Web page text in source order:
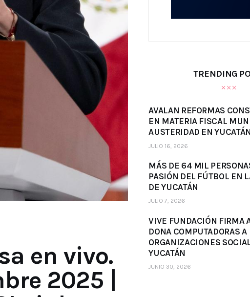
en vivo.
2025 |
TRENDING
AVALAN REFORMAS
EN MATERIA FISCAL
AUSTERIDAD EN YUCATÁN
JULIO 16, 2026
MÁS DE 64 MIL
PASIÓN DEL FÚTBOL EN
DE YUCATÁN
JULIO 7, 2026
VIVE FUNDACIÓN FIRMA
DONA COMPUTADORAS A
ORGANIZACIONES
YUCATÁN
JUNIO 30, 2026